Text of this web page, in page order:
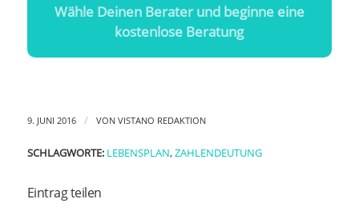
Wähle Deinen Berater und beginne eine
kostenlose Beratung
9. JUNI 2016 / VON VISTANO REDAKTION
SCHLAGWORTE: LEBENSPLAN,ZAHLENDEUTUNG
Eintrag teilen